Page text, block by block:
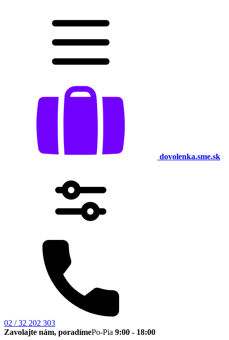
dovolenka.sme.sk
02 / 32 202 303
Zavolajte nám, poradímePo-Pia 9:00 - 18:00